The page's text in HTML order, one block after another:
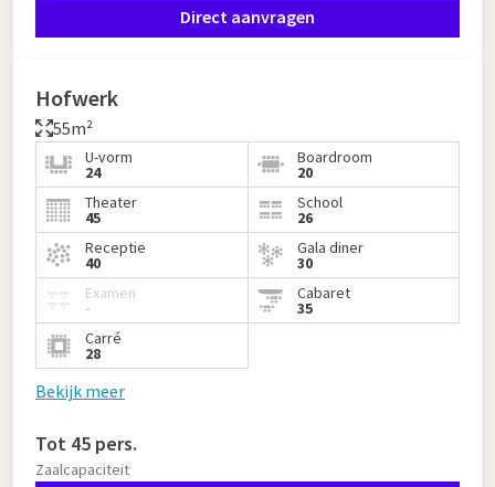
Direct aanvragen
Hofwerk
55m²
U-vorm
24
Boardroom
20
Theater
45
School
26
Receptie
40
Gala diner
30
Examen
-
Cabaret
35
Carré
28
Bekijk meer
Tot 45 pers.
Zaalcapaciteit